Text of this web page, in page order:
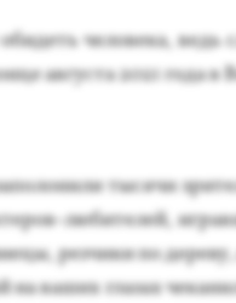
че­лове­ка, ведь
ав­густа 2021 го­да в
ты­сячи
лю­бите­лей,
рез­чи­ки по
ва­ших гла­зах